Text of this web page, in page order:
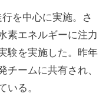
を中心に実施。さ
素エネルギーに注力
験を実施した。昨年
ームに共有され、
いる。